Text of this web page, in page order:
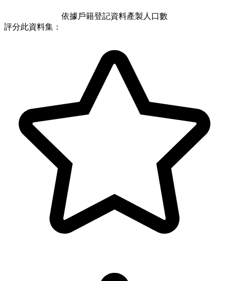
依據戶籍登記資料產製人口數
評分此資料集：